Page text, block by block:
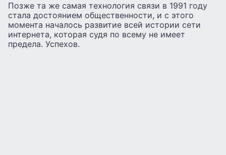
Позже та же самая технология связи в 1991 году
стала достоянием общественности, и с этого
момента началось развитие всей истории сети
интернета, которая судя по всему не имеет
предела. Успехов.